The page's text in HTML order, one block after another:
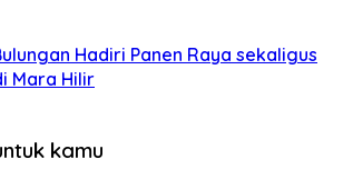
Hadiri Panen Raya sekaligus
Mara Hilir
kamu